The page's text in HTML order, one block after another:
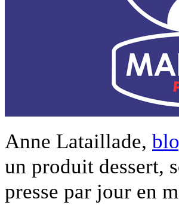
Anne Lataillade,
un produit dessert,
presse par jour en